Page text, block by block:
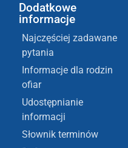
Dodatkowe
informacje
Najczęściej zadawane
pytania
Informacje dla rodzin
ofiar
Udostępnianie
informacji
Słownik terminów